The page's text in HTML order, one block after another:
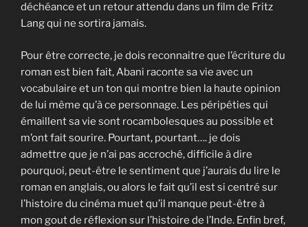
déchéance et un retour attendu dans un film de Fritz
Lang qui ne sortira jamais.
Pour être correcte, je dois reconnaitre que l’écriture du
roman est bien fait, Abani raconte sa vie avec un
vocabulaire et un ton qui montre bien la haute opinion
de lui même qu’à ce personnage. Les péripéties qui
émaillent sa vie sont rocambolesques au possible et
m’ont fait sourire. Pourtant, pourtant…. je dois
admettre que je n’ai pas accroché, difficile à dire
pourquoi, peut-être le sentiment que j’aurais du lire le
roman en anglais, ou alors le fait qu’il est si centré sur
l’histoire du cinéma muet qu’il manque peut-être à
mon gout de réflexion sur l’histoire de l’Inde. Enfin bref,